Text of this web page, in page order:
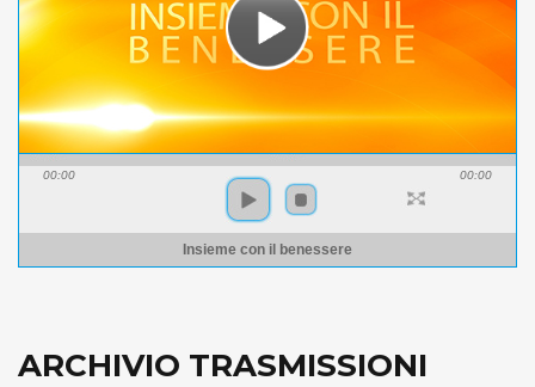
00:00 00:00
Insieme con il benessere
ARCHIVIO TRASMISSIONI